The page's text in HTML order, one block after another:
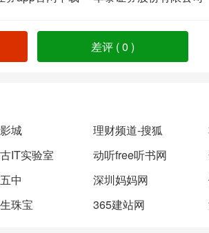
差评 (0 )
城 理财频道-搜狐
IT实验室 动听free听书网
中 深圳妈妈网
珠宝 365建站网